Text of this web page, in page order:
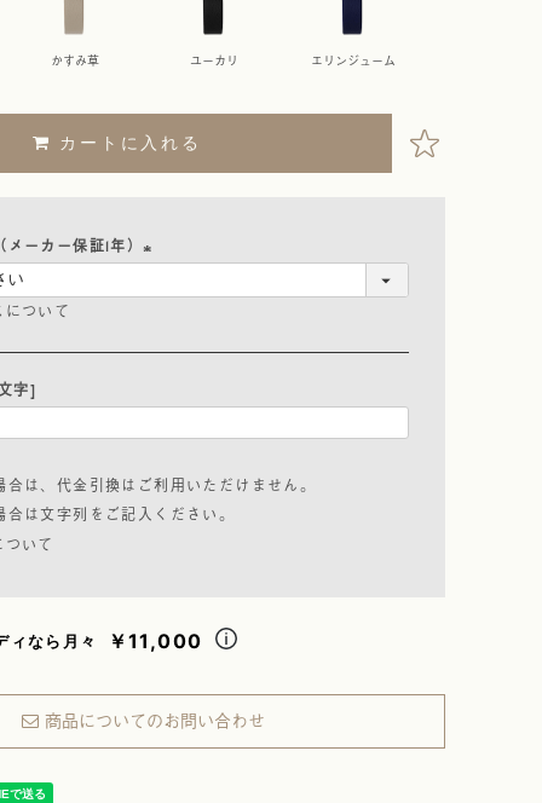
かすみ草 ユーカリ エリンジューム
カートに入れる
ーカー保証1年）
ついて
字]
は、代金引換はご利用いただけません。
は文字列をご記入ください。
いて
ィなら月々 ￥11,000
商品についてのお問い合わせ